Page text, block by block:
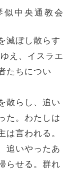
似中央通教会
滅ぼし散らす
え、イスラエ
たちについ
散らし、追い
た。わたしは
は言われる。
追いやったあ
らせる。群れ